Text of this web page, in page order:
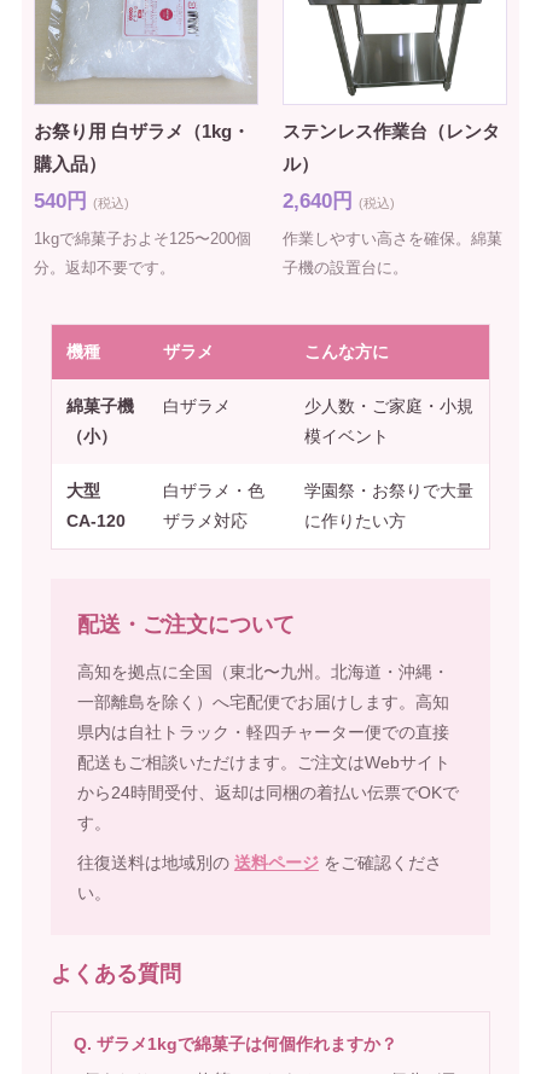
お祭り用 白ザラメ（1kg・
購入品）
540円 (税込)
1kgで綿菓子およそ125〜200個
分。返却不要です。
ステンレス作業台（レンタ
ル）
2,640円 (税込)
作業しやすい高さを確保。綿菓
子機の設置台に。
機種 ザラメ こんな方に
綿菓子機
（小）
白ザラメ
少人数・ご家庭・小規
模イベント
大型
CA-120
白ザラメ・色
ザラメ対応
学園祭・お祭りで大量
に作りたい方
配送・ご注文について
高知を拠点に全国（東北〜九州。北海道・沖縄・
一部離島を除く）へ宅配便でお届けします。高知
県内は自社トラック・軽四チャーター便での直接
配送もご相談いただけます。ご注文はWebサイト
から24時間受付、返却は同梱の着払い伝票でOKで
す。
往復送料は地域別の 送料ページをご確認くださ
い。
よくある質問
Q. ザラメ1kgで綿菓子は何個作れますか？